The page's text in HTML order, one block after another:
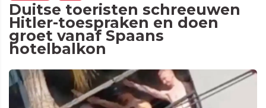
Duitse toeristen schreeuwen
Hitler-toespraken en doen
groet vanaf Spaans
hotelbalkon